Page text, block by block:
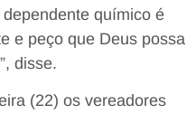
químico é
e peço que Deus possa
disse.
(22) os vereadores